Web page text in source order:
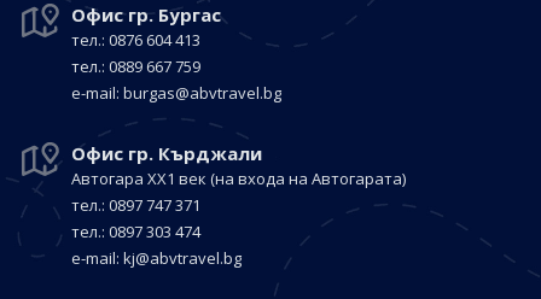
Офис гр. Бургас
тел.: 0876 604 413
тел.: 0889 667 759
е-mail: burgas@abvtravel.bg
Офис гр. Кърджали
Автогара ХХ1 век (на входа на Автогарата)
тел.: 0897 747 371
тел.: 0897 303 474
е-mail: kj@abvtravel.bg